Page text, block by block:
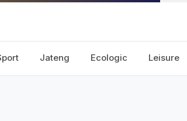
Jateng Ecologic Leisure